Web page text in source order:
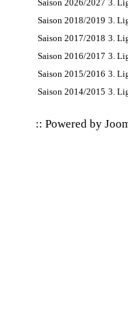
Saison 2026/2027 3.
Saison 2018/2019 3.
Saison 2017/2018 3.
Saison 2016/2017 3.
Saison 2015/2016 3.
Saison 2014/2015 3.
:: Powered by